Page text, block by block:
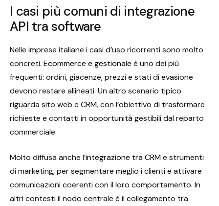
I casi più comuni di integrazione
API tra software
Nelle imprese italiane i casi d’uso ricorrenti sono molto
concreti. Ecommerce e gestionale è uno dei più
frequenti: ordini, giacenze, prezzi e stati di evasione
devono restare allineati. Un altro scenario tipico
riguarda sito web e CRM, con l’obiettivo di trasformare
richieste e contatti in opportunità gestibili dal reparto
commerciale.
Molto diffusa anche l’integrazione tra CRMe strumenti
di marketing, per segmentare meglio i clienti e attivare
comunicazioni coerenti con il loro comportamento. In
altri contesti il nodo centrale è il collegamento tra